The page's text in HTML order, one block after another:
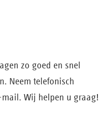
zo goed en snel
Neem telefonisch
Wij helpen u graag!